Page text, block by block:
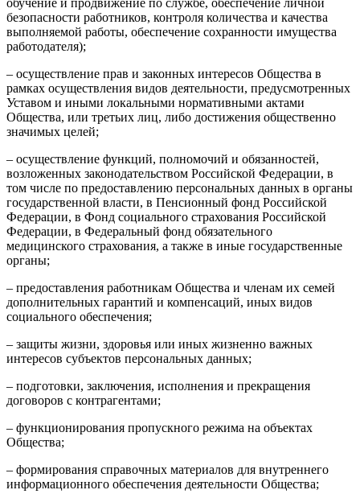
безопасности работников, контроля количества и качества
выполняемой работы, обеспечение сохранности имущества
работодателя);
– осуществление прав и законных интересов Общества в
рамках осуществления видов деятельности, предусмотренных
Уставом и иными локальными нормативными актами
Общества, или третьих лиц, либо достижения общественно
значимых целей;
– осуществление функций, полномочий и обязанностей,
возложенных законодательством Российской Федерации, в
том числе по предоставлению персональных данных в органы
государственной власти, в Пенсионный фонд Российской
Федерации, в Фонд социального страхования Российской
Федерации, в Федеральный фонд обязательного
медицинского страхования, а также в иные государственные
органы;
– предоставления работникам Общества и членам их семей
дополнительных гарантий и компенсаций, иных видов
социального обеспечения;
– защиты жизни, здоровья или иных жизненно важных
интересов субъектов персональных данных;
– подготовки, заключения, исполнения и прекращения
договоров с контрагентами;
– функционирования пропускного режима на объектах
Общества;
– формирования справочных материалов для внутреннего
информационного обеспечения деятельности Общества;